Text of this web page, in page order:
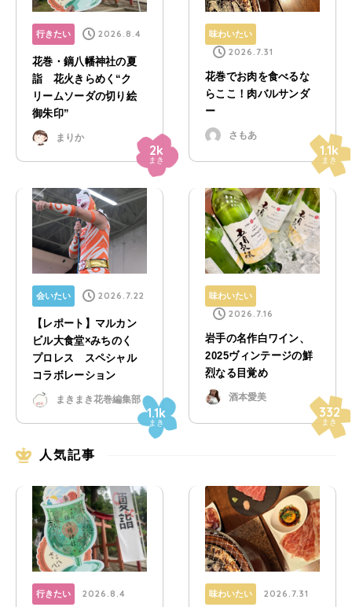
2k
まき
行きたい 2026.8.4
花巻・鏑八幡神社の夏
詣 花火きらめく“ク
リームソーダの切り絵
御朱印”
まりか
1.1k
まき
味わいたい
2026.7.31
花巻でお肉を食べるな
らここ！肉バルサンダ
ー
さもあ
1.1k
まき
会いたい 2026.7.22
【レポート】マルカン
ビル大食堂×みちのく
プロレス スペシャル
コラボレーション
まきまき花巻編集部
332
まき
味わいたい
2026.7.16
岩手の名作白ワイン、
2025ヴィンテージの鮮
烈なる目覚め
酒本愛美
人気記事
行きたい 2026.8.4 味わいたい 2026.7.31